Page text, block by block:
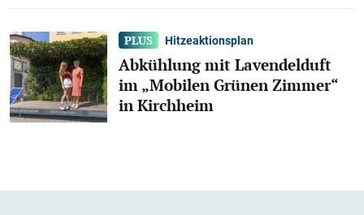
Hitzeaktionsplan
Abkühlung mit Lavendelduft
im „Mobilen Grünen Zimmer“
in Kirchheim